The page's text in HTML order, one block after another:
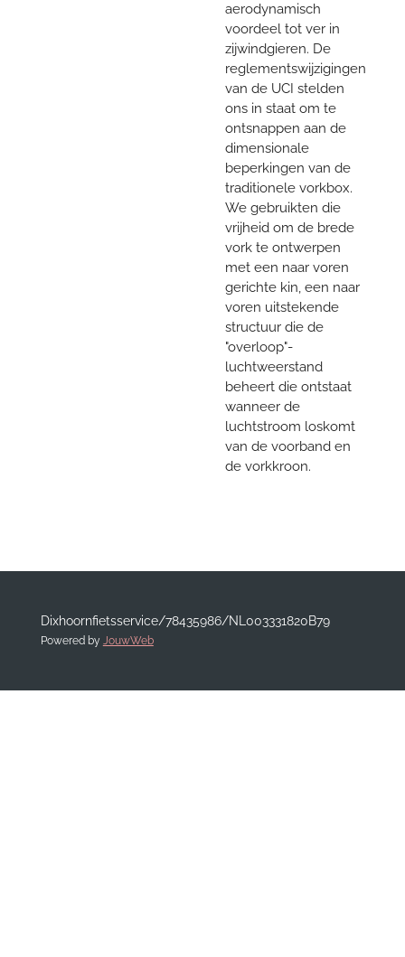
aerodynamisch
voordeel tot ver in
zijwindgieren. De
reglementswijzigingen
van de UCI stelden
ons in staat om te
ontsnappen aan de
dimensionale
beperkingen van de
traditionele vorkbox.
We gebruikten die
vrijheid om de brede
vork te ontwerpen
met een naar voren
gerichte kin, een naar
voren uitstekende
structuur die de
"overloop"-
luchtweerstand
beheert die ontstaat
wanneer de
luchtstroom loskomt
van de voorband en
de vorkkroon.
Dixhoornfietsservice/78435986/NL003331820B79
Powered by JouwWeb